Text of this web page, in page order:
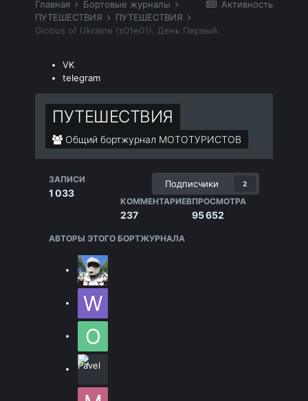
Активность
Главная
Бортовые журналы
ПУТЕШЕСТВИЯ
ПУТЕШЕСТВИЯ
Globus of Ukraine (s01e01). День Первый.
VK
telegram
ПУТЕШЕСТВИЯ
Общий бортжурнал МОТОТУРИСТОВ
Подписчики 2
ЗАПИСИ
1 033
КОММЕНТАРИЕВ
237
ПРОСМОТРА
95 652
АВТОРЫ ЭТОГО БОРТЖУРНАЛА